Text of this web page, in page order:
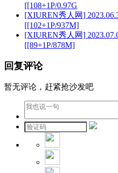
[[108+1P/0.97G
[XIUREN秀人网]
[[102+1P/937M]
[XIUREN秀人网]
[[89+1P/878M]
回复评论
暂无评论，赶紧抢沙发吧